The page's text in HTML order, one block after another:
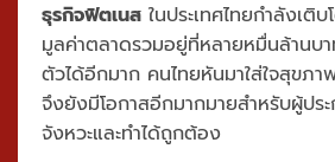
ธุรกิจฟิตเนส ในประเทศไทยกำลังเติ
มูลค่าตลาดรวมอยู่ที่หลายหมื่นล้านบ
ตัวได้อีกมาก คนไทยหันมาใส่ใจสุขภ
จึงยังมีโอกาสอีกมากมายสำหรับผู้ปร
จังหวะและทำได้ถูกต้อง